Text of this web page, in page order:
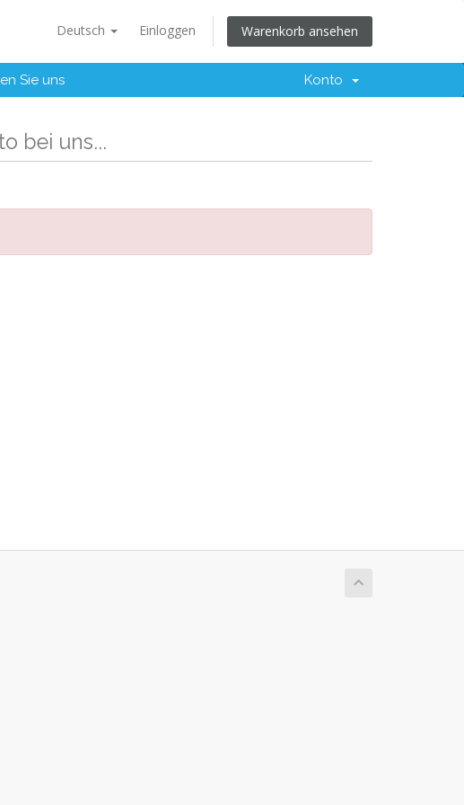
Deutsch Einloggen Warenkorb ansehen
Sie uns Konto
bei uns...